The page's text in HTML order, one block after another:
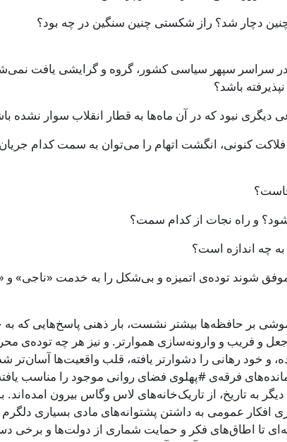
دچار شد؟ راز شکستی چنین سنگین در چه بود؟
بود که در ماه‌های مشرف به بهمن ۵۷، در سراسر سپهر سیاسی کشور، گروه و گرایشی یافت
باشد؟
دیگری نبود که در آن ماه‌ها به قطار انقلاب سوار نشده
فلاکت کنونی، انگشت اتهام را می‌توان به سمت کدام
و راه نجات از کدام سمت؟
چه اندازه است؟
شوند توده‌ی اتمیزه و بی‌شکل را به خدمت «ناجی» و
فراموشی بر حافظه‌ها بیشتر نشست، بار ذهنی پاسخ‌هایی که
و فریب و وارونه‌سازی هموارتر. و نیز هر چه توده‌ی
خود رهانی را دشوارتر یافته، قلب واقعیت‌ها آسان‌تر
فرقه‌ی #پهلوی فضای روانی موجود را مناسب
به تاریخ، از تاریک‌خانه‌های لاس‌ وگاس بیرون امده‌اند. به
افکار عمومی به داشتن پشتوانه‌های مادی بسیاری
تا اطاق‌های فکر و حمایت شماری از دولت‌ها و برخی